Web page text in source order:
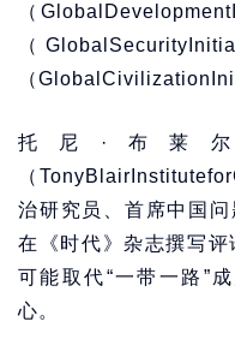
（
（
（
托尼·布莱
（
治研究员、首席中国问
在《时代》杂志撰写评
可能取代“一带一路”
心。